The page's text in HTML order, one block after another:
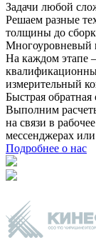
Задачи любой
Решаем разные
толщины до
Многоуровневый
На каждом этапе
измерительный
Быстрая обратная
Выполним
на связи в
мессенджерах
Подробнее о нас